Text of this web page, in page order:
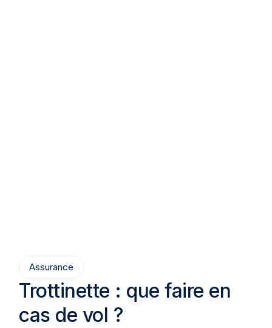
Assurance
Trottinette : que faire en
cas de vol ?